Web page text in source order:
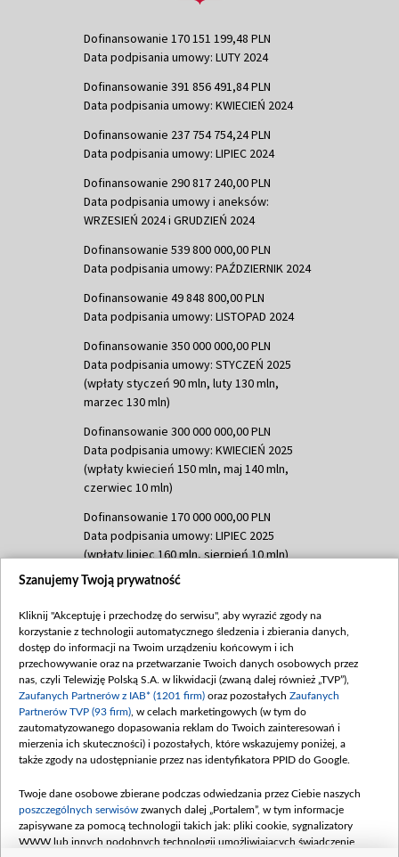
Dofinansowanie 170 151 199,48 PLN
Data podpisania umowy: LUTY 2024
Dofinansowanie 391 856 491,84 PLN
Data podpisania umowy: KWIECIEŃ 2024
Dofinansowanie 237 754 754,24 PLN
Data podpisania umowy: LIPIEC 2024
Dofinansowanie 290 817 240,00 PLN
Data podpisania umowy i aneksów:
WRZESIEŃ 2024 i GRUDZIEŃ 2024
Dofinansowanie 539 800 000,00 PLN
Data podpisania umowy: PAŹDZIERNIK 2024
Dofinansowanie 49 848 800,00 PLN
Data podpisania umowy: LISTOPAD 2024
Dofinansowanie 350 000 000,00 PLN
Data podpisania umowy: STYCZEŃ 2025
(wpłaty styczeń 90 mln, luty 130 mln,
marzec 130 mln)
Dofinansowanie 300 000 000,00 PLN
Data podpisania umowy: KWIECIEŃ 2025
(wpłaty kwiecień 150 mln, maj 140 mln,
czerwiec 10 mln)
Dofinansowanie 170 000 000,00 PLN
Data podpisania umowy: LIPIEC 2025
(wpłaty lipiec 160 mln, sierpień 10 mln)
Dofinansowanie 60 000 000,00 PLN
(wpłata wrzesień 60 mln)
Dofinansowanie 635 783 051,21 PLN
Data podpisania umowy: WRZESIEŃ 2025
(wpłata wrzesień 100 mln, październik 350
mln, listopad 265 mln)
Dofinansowanie 48 862 000,00 PLN
Data podpisania umowy: GRUDZIEŃ 2025
Dofinansowanie 900 000 000,00 PLN
Data podpisania umowy: LUTY 2026 (wpłata
26 lutego 80 mln, 4 marca 370 mln,8
Szanujemy Twoją prywatność
Kliknij "Akceptuję i przechodzę do serwisu", aby wyrazić zgody na
korzystanie z technologii automatycznego śledzenia i zbierania danych,
dostęp do informacji na Twoim urządzeniu końcowym i ich
przechowywanie oraz na przetwarzanie Twoich danych osobowych przez
nas, czyli Telewizję Polską S.A. w likwidacji (zwaną dalej również „TVP”),
Zaufanych Partnerów z IAB* (1201 firm) oraz pozostałych Zaufanych
Partnerów TVP (93 firm) , w celach marketingowych (w tym do
zautomatyzowanego dopasowania reklam do Twoich zainteresowań i
mierzenia ich skuteczności) i pozostałych, które wskazujemy poniżej, a
także zgody na udostępnianie przez nas identyfikatora PPID do Google.
Twoje dane osobowe zbierane podczas odwiedzania przez Ciebie naszych
poszczególnych serwisów zwanych dalej „Portalem”, w tym informacje
zapisywane za pomocą technologii takich jak: pliki cookie, sygnalizatory
WWW lub innych podobnych technologii umożliwiających świadczenie